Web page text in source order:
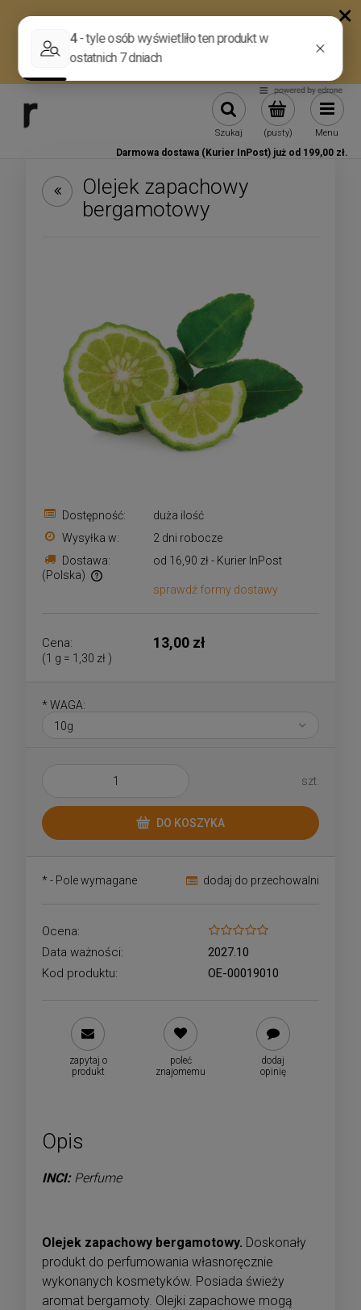
(pusty)
Szukaj Menu
Darmowa dostawa (Kurier InPost) już od 199,00 zł.
Olejek zapachowy
bergamotowy
Dostępność:
duża ilość
Wysyłka w:
2 dni robocze
Dostawa:
od 16,90 zł - Kurier InPost
(Polska)
Cena nie zawiera ewentualnych kosztów płatności
sprawdź formy dostawy
Cena: 13,00 zł
(1 g = 1,30 zł )
* WAGA:
szt.
DO KOSZYKA
dodaj do przechowalni
* - Pole wymagane
Ocena:
Data ważności:
2027.10
Kod produktu:
OE-00019010
zapytaj o
produkt
poleć
znajomemu
dodaj
opinię
Opis
INCI: Perfume
Olejek zapachowy bergamotowy. Doskonały
produkt do perfumowania własnoręcznie
wykonanych kosmetyków. Posiada świeży
aromat bergamoty. Olejki zapachowe mogą